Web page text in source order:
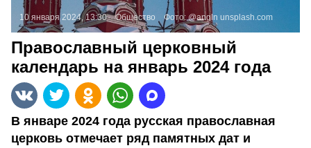
10 января 2024, 13:30 Общество Фото:@angln unsplash.com
Православный церковный
календарь на январь 2024 года
В январе 2024 года русская православная
церковь отмечает ряд памятных дат и